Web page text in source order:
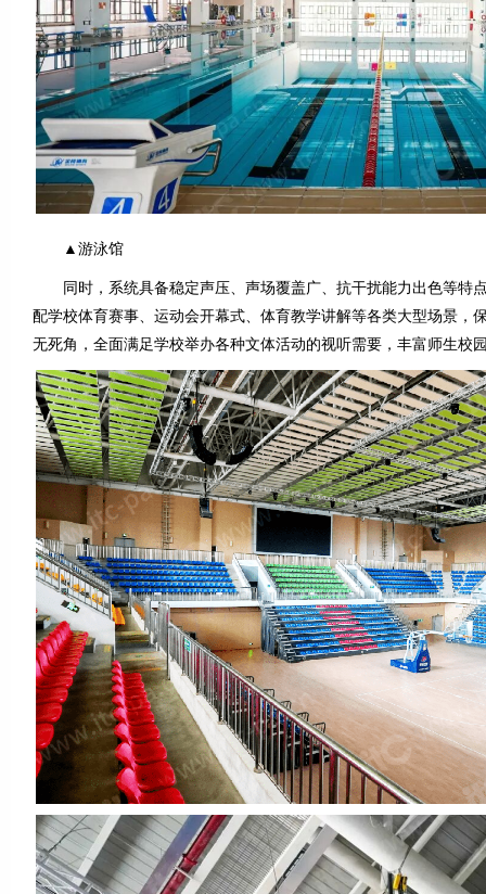
▲游泳馆
同时，系统具备稳定声压、声场覆盖广、抗干扰能力出色等特
配学校体育赛事、运动会开幕式、体育教学讲解等各类大型场景，
无死角，全面满足学校举办各种文体活动的视听需要，丰富师生校